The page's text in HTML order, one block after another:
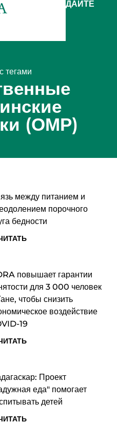
ДАЙТЕ
тегами
(ОМР)
между питанием и
порочного
бедности
повышает гарантии
для 3 000 человек
чтобы снизить
воздействие
19
Проект
еда" помогает
детей